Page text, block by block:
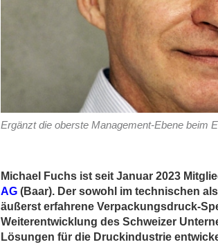
Ergänzt die oberste Management-Ebene beim
Michael Fuchs ist seit Januar 2023
AG(Baar). Der sowohl im technischen
äußerst erfahrene Verpackungsdruck-
Weiterentwicklung des Schweizer
Lösungen für die Druckindustrie